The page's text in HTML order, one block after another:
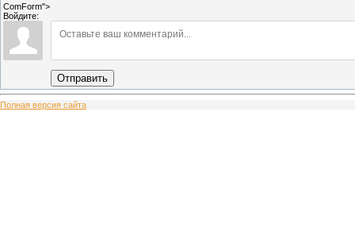
ComForm">
Войдите:
Отправить
Полная версия сайта